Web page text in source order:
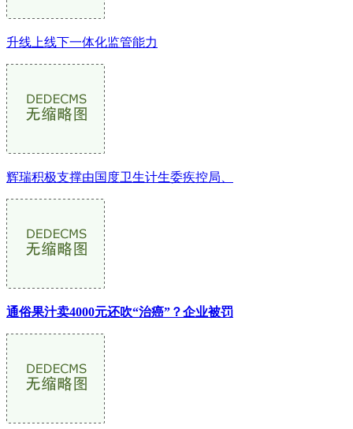
升线上线下一体化监管能力
辉瑞积极支撑由国度卫生计生委疾控局、
通俗果汁卖4000元还吹“治癌”？企业被罚